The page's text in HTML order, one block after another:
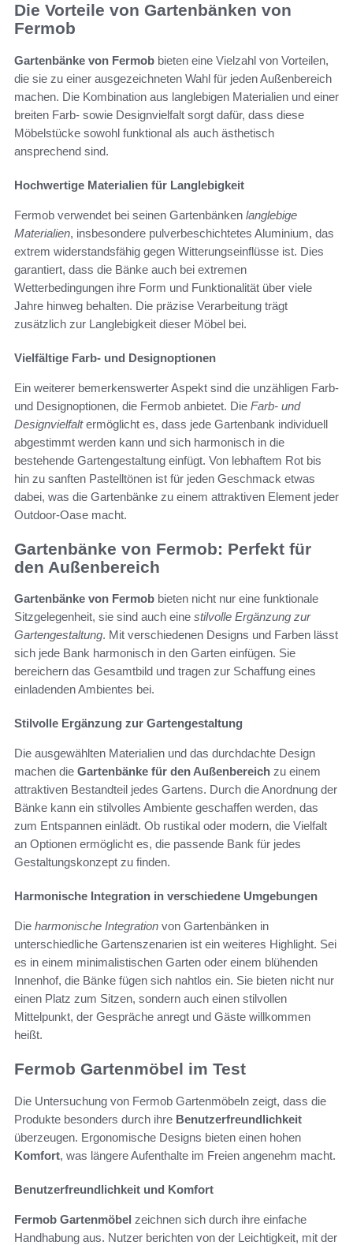
Die Vorteile von Gartenbänken von
Fermob
Gartenbänke von Fermob bieten eine Vielzahl von Vorteilen,
die sie zu einer ausgezeichneten Wahl für jeden Außenbereich
machen. Die Kombination aus langlebigen Materialien und einer
breiten Farb- sowie Designvielfalt sorgt dafür, dass diese
Möbelstücke sowohl funktional als auch ästhetisch
ansprechend sind.
Hochwertige Materialien für Langlebigkeit
Fermob verwendet bei seinen Gartenbänken langlebige
Materialien, insbesondere pulverbeschichtetes Aluminium, das
extrem widerstandsfähig gegen Witterungseinflüsse ist. Dies
garantiert, dass die Bänke auch bei extremen
Wetterbedingungen ihre Form und Funktionalität über viele
Jahre hinweg behalten. Die präzise Verarbeitung trägt
zusätzlich zur Langlebigkeit dieser Möbel bei.
Vielfältige Farb- und Designoptionen
Ein weiterer bemerkenswerter Aspekt sind die unzähligen Farb-
und Designoptionen, die Fermob anbietet. Die Farb- und
Designvielfaltermöglicht es, dass jede Gartenbank individuell
abgestimmt werden kann und sich harmonisch in die
bestehende Gartengestaltung einfügt. Von lebhaftem Rot bis
hin zu sanften Pastelltönen ist für jeden Geschmack etwas
dabei, was die Gartenbänke zu einem attraktiven Element jeder
Outdoor-Oase macht.
Gartenbänke von Fermob: Perfekt für
den Außenbereich
Gartenbänke von Fermob bieten nicht nur eine funktionale
Sitzgelegenheit, sie sind auch eine stilvolle Ergänzung zur
Gartengestaltung. Mit verschiedenen Designs und Farben lässt
sich jede Bank harmonisch in den Garten einfügen. Sie
bereichern das Gesamtbild und tragen zur Schaffung eines
einladenden Ambientes bei.
Stilvolle Ergänzung zur Gartengestaltung
Die ausgewählten Materialien und das durchdachte Design
machen die Gartenbänke für den Außenbereich zu einem
attraktiven Bestandteil jedes Gartens. Durch die Anordnung der
Bänke kann ein stilvolles Ambiente geschaffen werden, das
zum Entspannen einlädt. Ob rustikal oder modern, die Vielfalt
an Optionen ermöglicht es, die passende Bank für jedes
Gestaltungskonzept zu finden.
Harmonische Integration in verschiedene Umgebungen
Die harmonische Integration von Gartenbänken in
unterschiedliche Gartenszenarien ist ein weiteres Highlight. Sei
es in einem minimalistischen Garten oder einem blühenden
Innenhof, die Bänke fügen sich nahtlos ein. Sie bieten nicht nur
einen Platz zum Sitzen, sondern auch einen stilvollen
Mittelpunkt, der Gespräche anregt und Gäste willkommen
heißt.
Fermob Gartenmöbel im Test
Die Untersuchung von Fermob Gartenmöbeln zeigt, dass die
Produkte besonders durch ihre Benutzerfreundlichkeit
überzeugen. Ergonomische Designs bieten einen hohen
Komfort, was längere Aufenthalte im Freien angenehm macht.
Benutzerfreundlichkeit und Komfort
Fermob Gartenmöbel zeichnen sich durch ihre einfache
Handhabung aus. Nutzer berichten von der Leichtigkeit, mit der